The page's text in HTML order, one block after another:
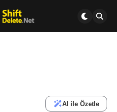
AI ile Özetle